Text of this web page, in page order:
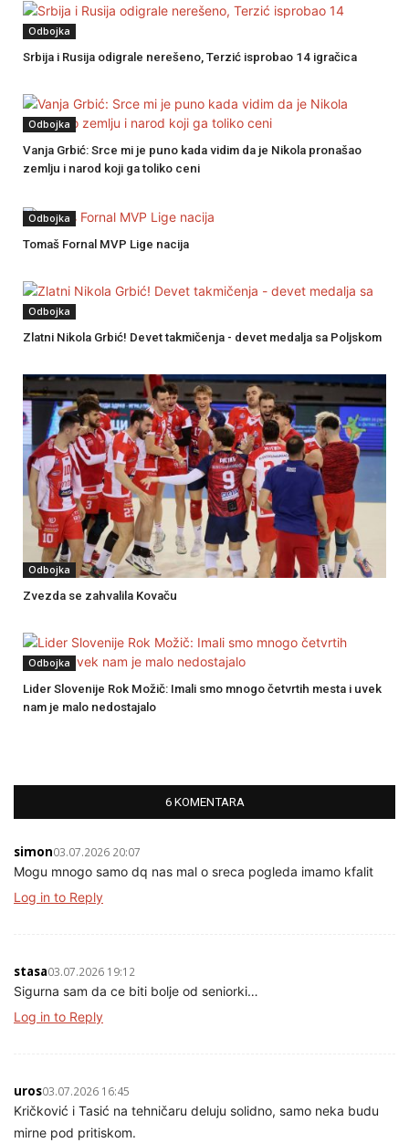
Odbojka
Srbija i Rusija odigrale nerešeno, Terzić isprobao 14 igračica
Odbojka
Vanja Grbić: Srce mi je puno kada vidim da je Nikola pronašao
zemlju i narod koji ga toliko ceni
Odbojka
Tomaš Fornal MVP Lige nacija
Odbojka
Zlatni Nikola Grbić! Devet takmičenja - devet medalja sa Poljskom
Odbojka
Zvezda se zahvalila Kovaču
Odbojka
Lider Slovenije Rok Možič: Imali smo mnogo četvrtih mesta i uvek
nam je malo nedostajalo
6 KOMENTARA
simon03.07.2026 20:07
Mogu mnogo samo dq nas mal o sreca pogleda imamo kfalit
Log in to Reply
stasa03.07.2026 19:12
Sigurna sam da ce biti bolje od seniorki…
Log in to Reply
uros03.07.2026 16:45
Kričković i Tasić na tehničaru deluju solidno, samo neka budu
mirne pod pritiskom.